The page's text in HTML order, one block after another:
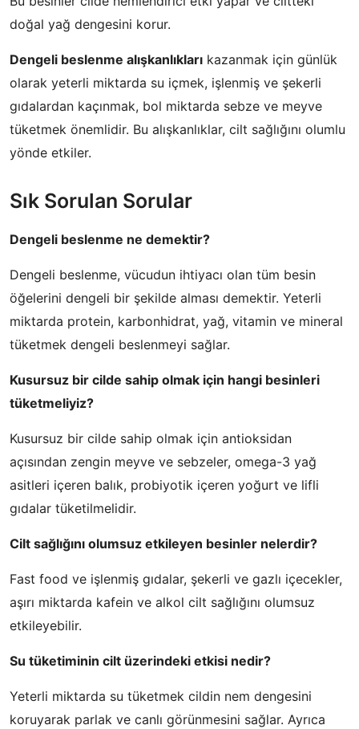
doğal yağ dengesini korur.
Dengeli beslenme alışkanlıkları kazanmak için günlük
olarak yeterli miktarda su içmek, işlenmiş ve şekerli
gıdalardan kaçınmak, bol miktarda sebze ve meyve
tüketmek önemlidir. Bu alışkanlıklar, cilt sağlığını olumlu
yönde etkiler.
Sık Sorulan Sorular
Dengeli beslenme ne demektir?
Dengeli beslenme, vücudun ihtiyacı olan tüm besin
öğelerini dengeli bir şekilde alması demektir. Yeterli
miktarda protein, karbonhidrat, yağ, vitamin ve mineral
tüketmek dengeli beslenmeyi sağlar.
Kusursuz bir cilde sahip olmak için hangi besinleri
tüketmeliyiz?
Kusursuz bir cilde sahip olmak için antioksidan
açısından zengin meyve ve sebzeler, omega-3 yağ
asitleri içeren balık, probiyotik içeren yoğurt ve lifli
gıdalar tüketilmelidir.
Cilt sağlığını olumsuz etkileyen besinler nelerdir?
Fast food ve işlenmiş gıdalar, şekerli ve gazlı içecekler,
aşırı miktarda kafein ve alkol cilt sağlığını olumsuz
etkileyebilir.
Su tüketiminin cilt üzerindeki etkisi nedir?
Yeterli miktarda su tüketmek cildin nem dengesini
koruyarak parlak ve canlı görünmesini sağlar. Ayrıca